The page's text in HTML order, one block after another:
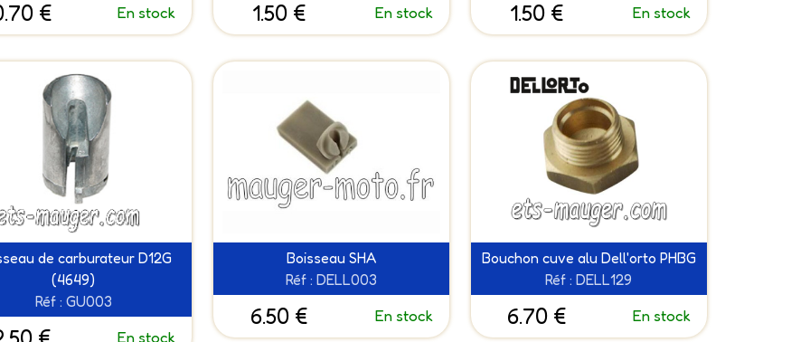
€ En stock 1.50 € En stock 1.50 € En stock
de carburateur D12G
(4649)
Réf : GU003
En stock
Boisseau SHA
Réf : DELL003
6.50 € En stock
Bouchon cuve alu Dell'orto PHBG
Réf : DELL129
6.70 € En stock